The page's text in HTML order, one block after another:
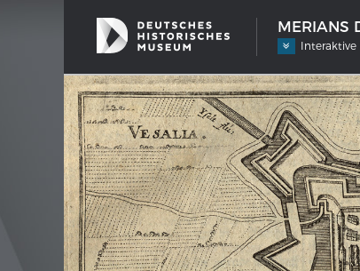
MERIANS
Interaktive
SCHIFFSTYPEN